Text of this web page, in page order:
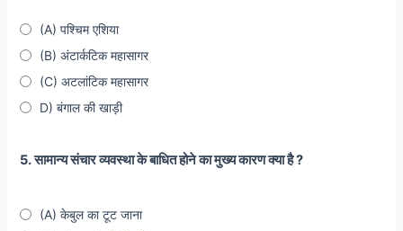
(A) पश्चिम एशिया
(B) अंटार्कटिक महासागर
(C) अटलांटिक महासागर
D) बंगाल की खाड़ी
5. सामान्य संचार व्यवस्था के बाधित होने का मुख्य कारण क्या है ?
(A) केबुल का टूट जाना